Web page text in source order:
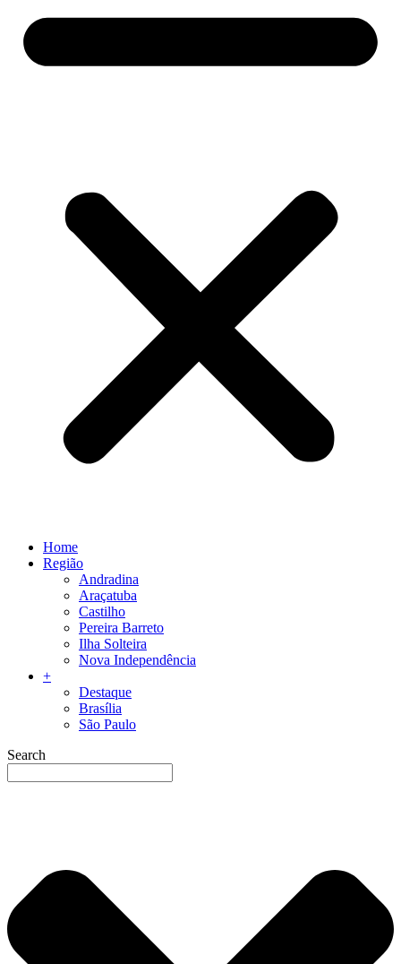
Home
Região
Andradina
Araçatuba
Castilho
Pereira Barreto
Ilha Solteira
Nova Independência
+
Destaque
Brasília
São Paulo
Search